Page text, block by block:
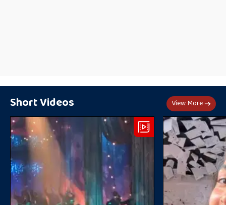
Short Videos View More